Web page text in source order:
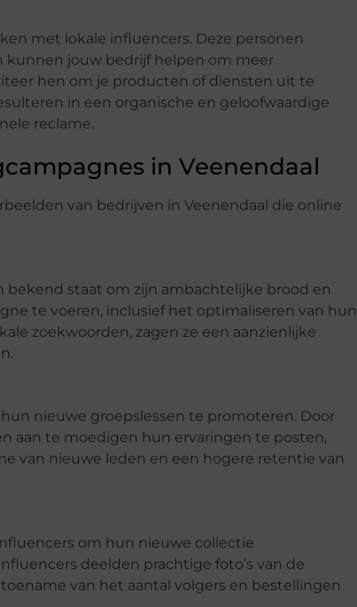
met lokale influencers. Deze personen
kunnen jouw bedrijf helpen om meer
hen om je producten of diensten uit te
in een organische en geloofwaardige
reclame.
in Veenendaal
van bedrijven in Veenendaal die online
bekend staat om zijn ambachtelijke brood en
te voeren, inclusief het optimaliseren van hun
zoekwoorden, zagen ze een aanzienlijke
nieuwe groepslessen te promoteren. Door
aan te moedigen hun ervaringen te posten,
van nieuwe leden en een hogere retentie van
om hun nieuwe collectie
deelden prachtige foto’s van de
van het aantal volgers en bestellingen